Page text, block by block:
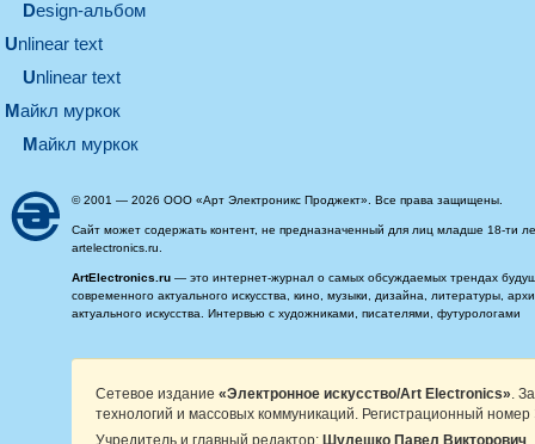
design-альбом
unlinear text
Unlinear text
майкл муркок
майкл муркок
© 2001 — 2026 ООО «Арт Электроникс Проджект». Все права защищены.
Сайт может содержать контент, не предназначенный для лиц младше 18-ти
artelectronics.ru.
ArtElectronics.ru — это интернет-журнал о самых обсуждаемых трендах
современного актуального искусства, кино, музыки, дизайна, литературы,
актуального искусства. Интервью с художниками, писателями, футурологами
Сетевое издание «Электронное искусство/Art Electronics» .
технологий и массовых коммуникаций. Регистрационный
Учредитель и главный редактор: Шулешко Павел Викторович